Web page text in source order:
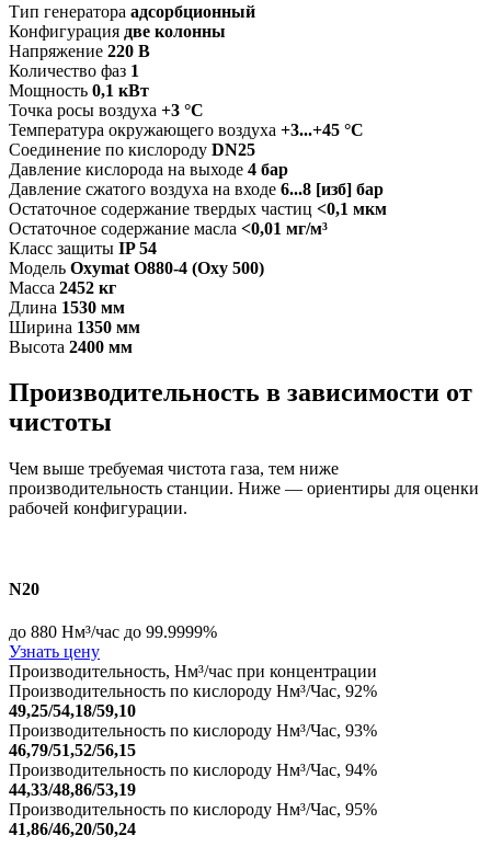
Тип генератора адсорбционный
Конфигурация две колонны
Напряжение 220 В
Количество фаз 1
Мощность 0,1 кВт
Точка росы воздуха +3 °C
Температура окружающего воздуха +3...+45 °C
Соединение по кислороду DN25
Давление кислорода на выходе 4 бар
Давление сжатого воздуха на входе 6...8 [изб] бар
Остаточное содержание твердых частиц <0,1 мкм
Остаточное содержание масла <0,01 мг/м³
Класс защиты IP 54
Модель Oxymat O880-4 (Oxy 500)
Масса 2452 кг
Длина 1530 мм
Ширина 1350 мм
Высота 2400 мм
Производительность в зависимости от
чистоты
Чем выше требуемая чистота газа, тем ниже
производительность станции. Ниже — ориентиры для оценки
рабочей конфигурации.
N20
до 880 Нм³/час до 99.9999%
Узнать цену
Производительность, Нм³/час при концентрации
Производительность по кислороду Нм³/Час, 92%
49,25/54,18/59,10
Производительность по кислороду Нм³/Час, 93%
46,79/51,52/56,15
Производительность по кислороду Нм³/Час, 94%
44,33/48,86/53,19
Производительность по кислороду Нм³/Час, 95%
41,86/46,20/50,24